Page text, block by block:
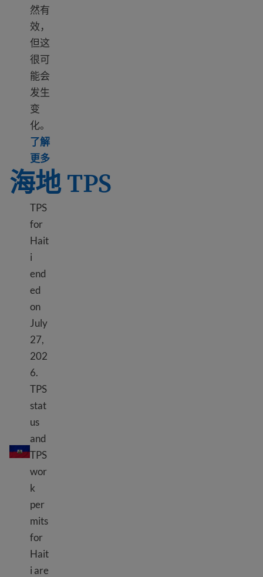
然有
效，
但这
很可
能会
发生
变
化。
了解
更多Learn more about TPS Ethiopia
海地 TPS
海地 TPS
TPS
for
Hait
i
end
ed
on
July
27,
202
6.
TPS
stat
us
and
TPS
wor
k
per
mits
for
Hait
i are